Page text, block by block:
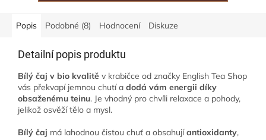
Popis Podobné (8) Hodnocení Diskuze
Detailní popis produktu
Bílý čaj v bio kvalitě v krabičce od značky English Tea Shop
vás překvapí jemnou chutí a dodá vám energii díky
obsaženému teinu. Je vhodný pro chvíli relaxace a pohody,
jelikož osvěží tělo a mysl.
Bílý čaj má lahodnou čistou chuť a obsahujíantioxidanty,